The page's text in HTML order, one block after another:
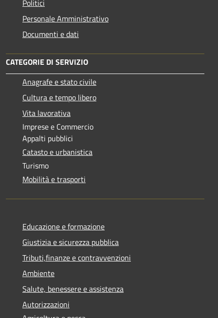
Politici
Personale Amministrativo
Documenti e dati
CATEGORIE DI SERVIZIO
Anagrafe e stato civile
Cultura e tempo libero
Vita lavorativa
Imprese e Commercio
Appalti pubblici
Catasto e urbanistica
Turismo
Mobilità e trasporti
Educazione e formazione
Giustizia e sicurezza pubblica
Tributi,finanze e contravvenzioni
Ambiente
Salute, benessere e assistenza
Autorizzazioni